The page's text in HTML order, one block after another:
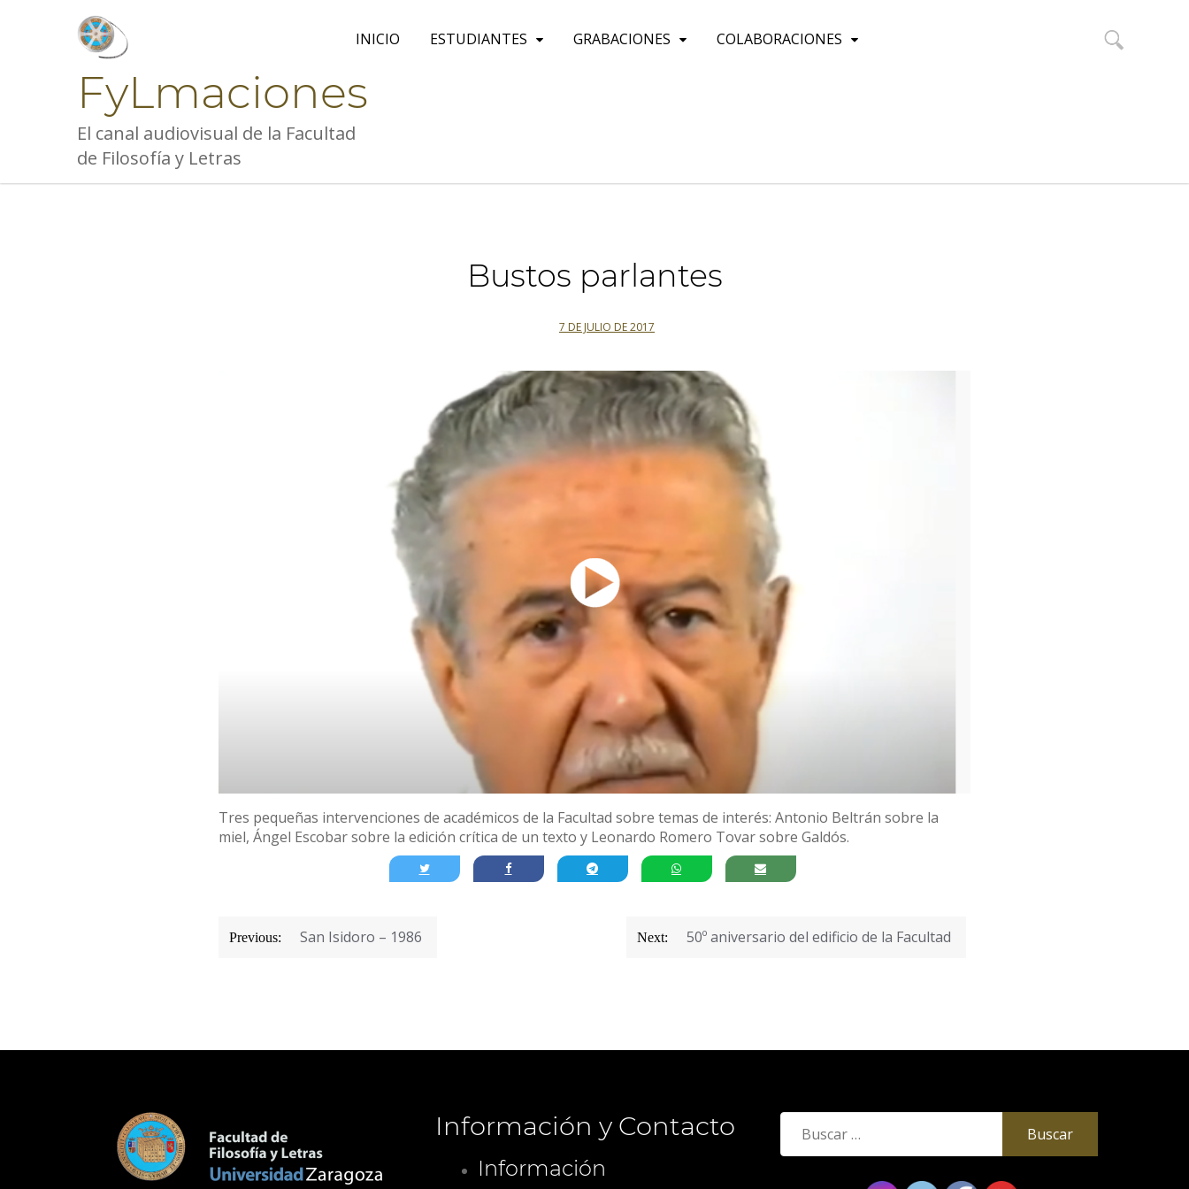
FyLmaciones
El canal audiovisual de la Facultad
de Filosofía y Letras
INICIO ESTUDIANTES GRABACIONES COLABORACIONES
Bustos parlantes
7 DE JULIO DE 2017
Tres pequeñas intervenciones de académicos de la Facultad sobre temas de interés: Antonio Beltrán sobre la
miel, Ángel Escobar sobre la edición crítica de un texto y Leonardo Romero Tovar sobre Galdós.
Navegación
Previous: San Isidoro – 1986 Next: 50º aniversario del edificio de la Facultad
Información y Contacto
Información
Buscar: